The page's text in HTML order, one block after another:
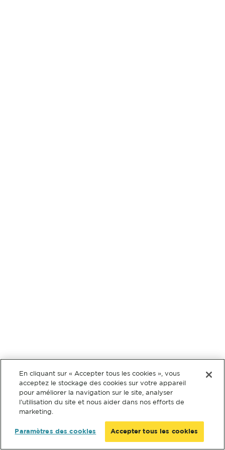
En cliquant sur « Accepter tous les cookies », vous
acceptez le stockage des cookies sur votre appareil
pour améliorer la navigation sur le site, analyser
l’utilisation du site et nous aider dans nos efforts de
marketing.
Paramètres des cookies Accepter tous les cookies